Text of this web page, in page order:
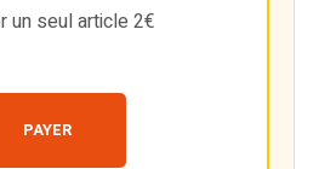
un seul article 2€
PAYER